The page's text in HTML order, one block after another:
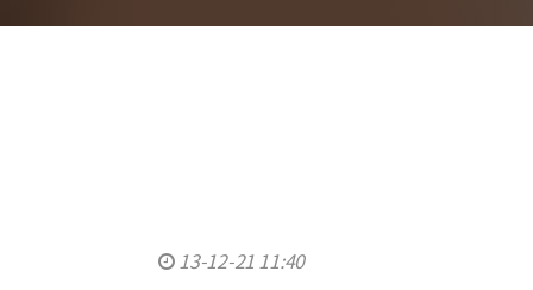
13-12-21 11:40